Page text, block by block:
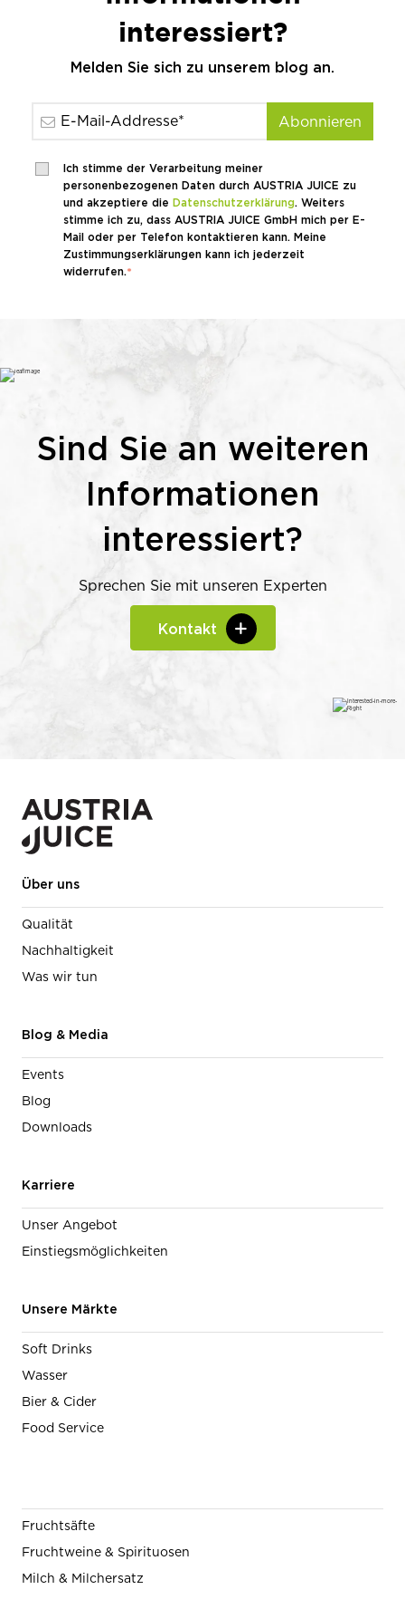
interessiert?
Melden Sie sich zu unserem blog an.
Ich stimme der Verarbeitung meiner
personenbezogenen Daten durch AUSTRIA JUICE zu
und akzeptiere die Datenschutzerklärung. Weiters
stimme ich zu, dass AUSTRIA JUICE GmbH mich per E-
Mail oder per Telefon kontaktieren kann. Meine
Zustimmungserklärungen kann ich jederzeit
widerrufen.*
Sind Sie an weiteren
Informationen
interessiert?
Sprechen Sie mit unseren Experten
Kontakt
Über uns
Qualität
Nachhaltigkeit
Was wir tun
Blog & Media
Events
Blog
Downloads
Karriere
Unser Angebot
Einstiegsmöglichkeiten
Unsere Märkte
Soft Drinks
Wasser
Bier & Cider
Food Service
Fruchtsäfte
Fruchtweine & Spirituosen
Milch & Milchersatz